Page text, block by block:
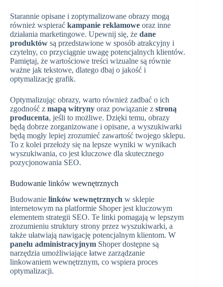
Starannie opisane i zoptymalizowane obrazy mogą
również wspierać kampanie reklamowe oraz inne
działania marketingowe. Upewnij się, że dane
produktów są przedstawione w sposób atrakcyjny i
czytelny, co przyciągnie uwagę potencjalnych klientów.
Pamiętaj, że wartościowe treści wizualne są równie
ważne jak tekstowe, dlatego dbaj o jakość i
optymalizację grafik.
Optymalizując obrazy, warto również zadbać o ich
zgodność z mapą witryny oraz powiązanie z stroną
producenta, jeśli to możliwe. Dzięki temu, obrazy
będą dobrze zorganizowane i opisane, a wyszukiwarki
będą mogły lepiej zrozumieć zawartość twojego sklepu.
To z kolei przełoży się na lepsze wyniki w wynikach
wyszukiwania, co jest kluczowe dla skutecznego
pozycjonowania SEO.
Budowanie linków wewnętrznych
Budowanie linków wewnętrznych w sklepie
internetowym na platformie Shoper jest kluczowym
elementem strategii SEO. Te linki pomagają w lepszym
zrozumieniu struktury strony przez wyszukiwarki, a
także ułatwiają nawigację potencjalnym klientom. W
panelu administracyjnym Shoper dostępne są
narzędzia umożliwiające łatwe zarządzanie
linkowaniem wewnętrznym, co wspiera proces
optymalizacji.